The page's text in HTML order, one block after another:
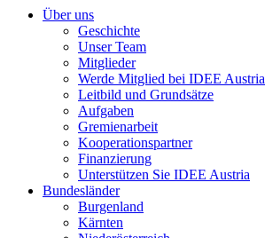
Über uns
Geschichte
Unser Team
Mitglieder
Werde Mitglied bei IDEE Austria
Leitbild und Grundsätze
Aufgaben
Gremienarbeit
Kooperationspartner
Finanzierung
Unterstützen Sie IDEE Austria
Bundesländer
Burgenland
Kärnten